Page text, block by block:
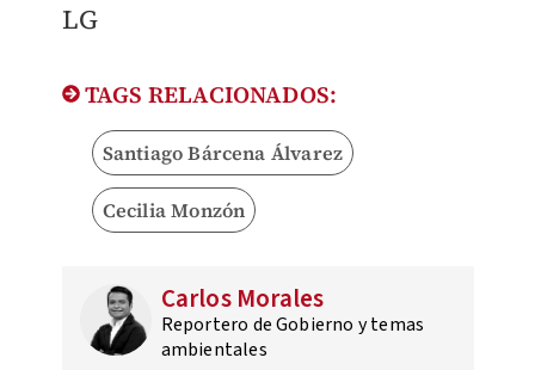
LG
TAGS RELACIONADOS:
Santiago Bárcena Álvarez
Cecilia Monzón
Carlos Morales
Reportero de Gobierno y temas
ambientales